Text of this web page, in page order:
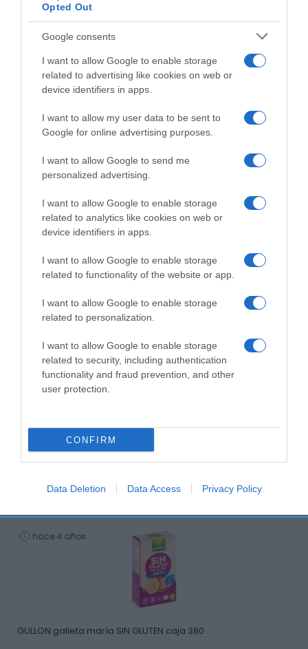
Opted Out
Google consents
I want to allow Google to enable storage
related to advertising like cookies on web or
device identifiers in apps.
I want to allow my user data to be sent to
Google for online advertising purposes.
I want to allow Google to send me
personalized advertising.
I want to allow Google to enable storage
related to analytics like cookies on web or
device identifiers in apps.
I want to allow Google to enable storage
related to functionality of the website or app.
I want to allow Google to enable storage
related to personalization.
I want to allow Google to enable storage
related to security, including authentication
functionality and fraud prevention, and other
user protection.
CONFIRM
Data Deletion Data Access Privacy Policy
valores nutricionales y los detalles de sus
alérgenos pueden variar ligeramente.Los datos
calibre y el origen de la fruta pueden variar en
función de la zona de reparto.
Evolución del precio
Histórico de precios desde el inicio del seguimiento
Productos relacionados
Otros productos que podrían interesarte
hace 4 años
GULLON galleta maría SIN GLUTEN caja 380 …